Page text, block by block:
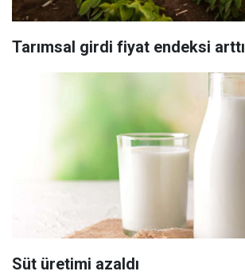
Tarımsal girdi fiyat endeksi arttı
Süt üretimi azaldı